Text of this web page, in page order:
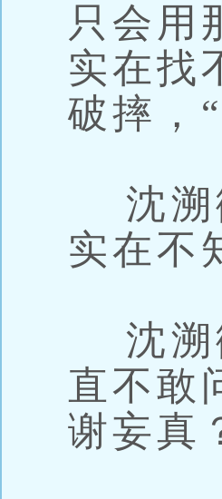
只会
实在找
破摔，
沈溯
实在不
沈溯
直不敢
谢妄真